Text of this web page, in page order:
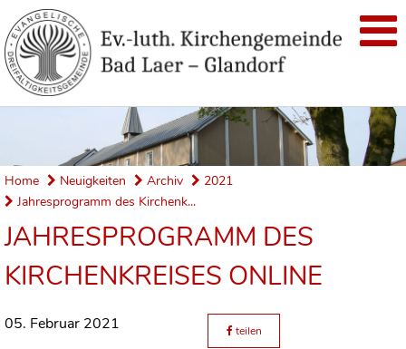
Home Neuigkeiten Archiv
2021
Jahresprogramm des Kirchenk...
JAHRESPROGRAMM DES
KIRCHENKREISES ONLINE
05. Februar 2021 teilen